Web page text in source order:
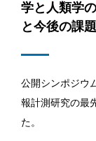
学と人類学
と今後の課
公開シンポジウ
報計測研究の最
た。